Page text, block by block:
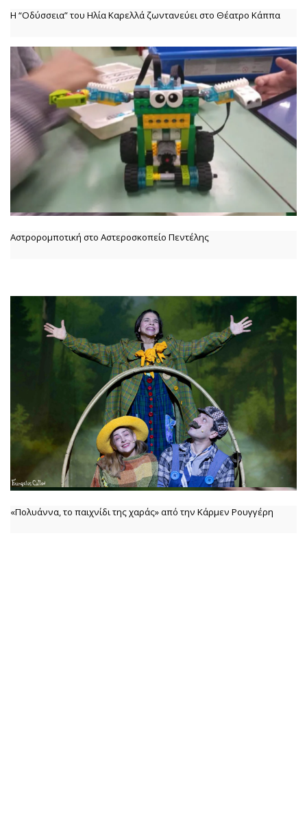
Η “Οδύσσεια” του Ηλία Καρελλά ζωντανεύει στο Θέατρο Κάππα
Αστρορομποτική στο Αστεροσκοπείο Πεντέλης
«Πολυάννα, το παιχνίδι της χαράς» από την Κάρμεν Ρουγγέρη